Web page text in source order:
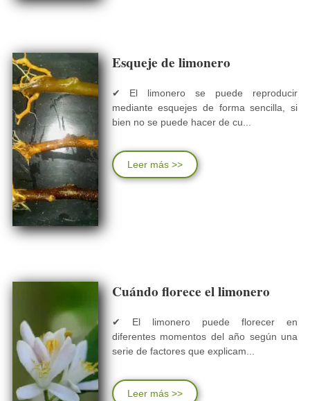
Esqueje de limonero
✔ El limonero se puede reproducir
mediante esquejes de forma sencilla, si
bien no se puede hacer de cu...
Leer más >>
Cuándo florece el limonero
✔ El limonero puede florecer en
diferentes momentos del año según una
serie de factores que explicam...
Leer más >>